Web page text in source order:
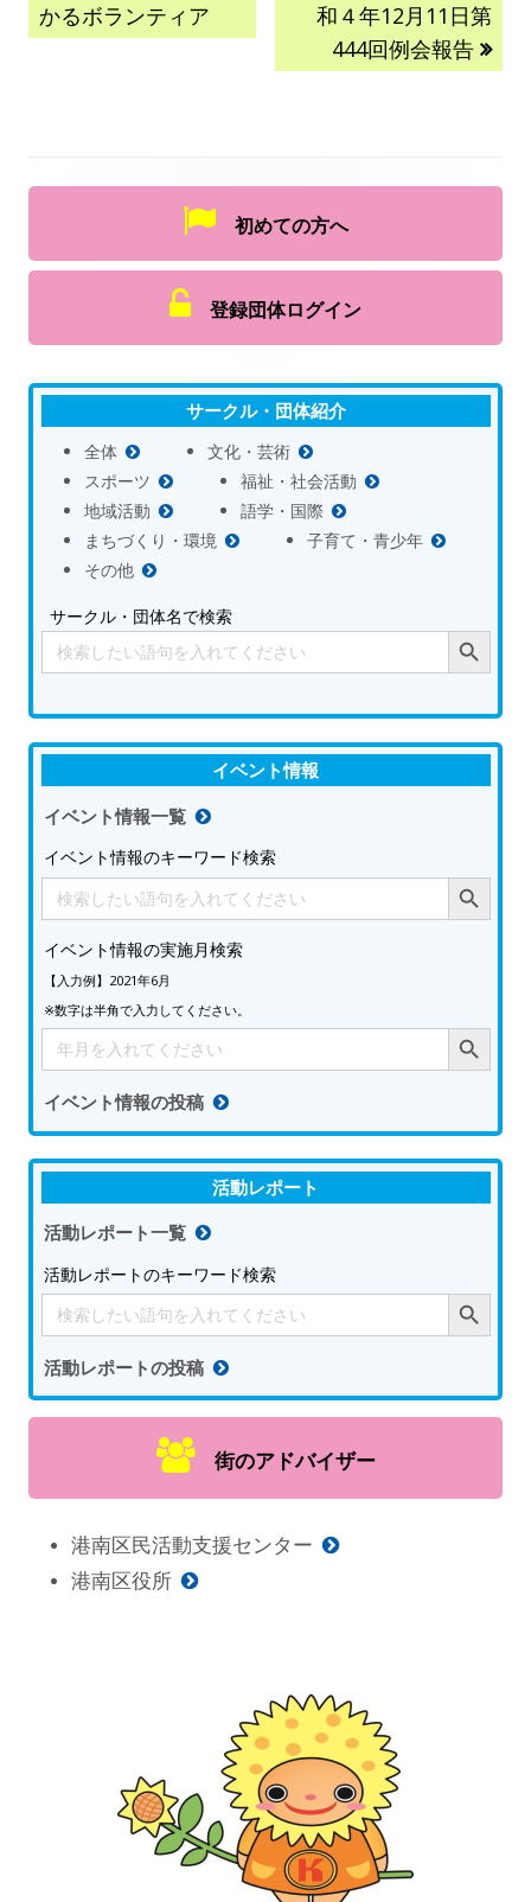
かるボランティア
和４年12月11日第
444回例会報告
初めての方へ
登録団体ログイン
サークル・団体紹介
全体
文化・芸術
スポーツ
福祉・社会活動
地域活動
語学・国際
まちづくり・環境
子育て・青少年
その他
サークル・団体名で検索
Search
for:
Search Button
イベント情報
イベント情報一覧
イベント情報のキーワード検索
Search
for:
Search Button
イベント情報の実施月検索
【入力例】2021年6月
※数字は半角で入力してください。
Search
for:
Search Button
イベント情報の投稿
活動レポート
活動レポート一覧
活動レポートのキーワード検索
Search
for:
Search Button
活動レポートの投稿
街のアドバイザー
港南区民活動支援センター
港南区役所